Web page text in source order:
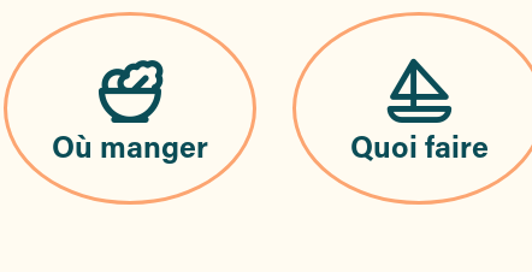
Où manger Quoi faire